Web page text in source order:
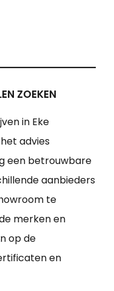
ZOEKEN
in Eke
advies
een betrouwbare
aanbieders
te
merken en
op de
en